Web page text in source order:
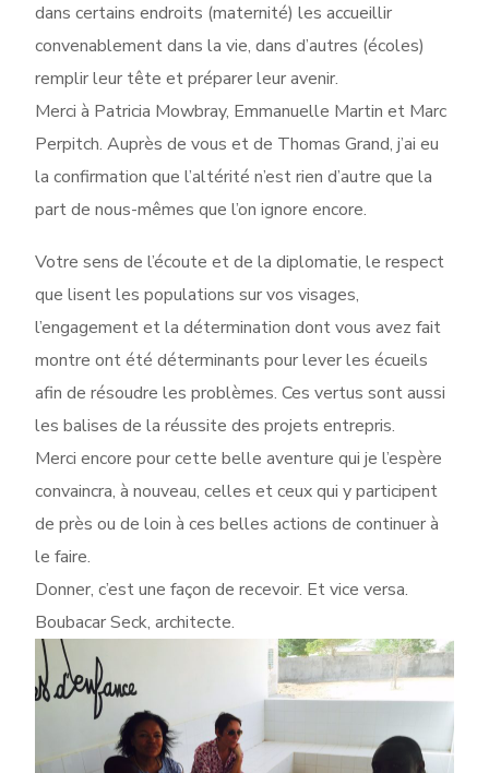
dans certains endroits (maternité) les accueillir
convenablement dans la vie, dans d’autres (écoles)
remplir leur tête et préparer leur avenir.
Merci à Patricia Mowbray, Emmanuelle Martin et Marc
Perpitch. Auprès de vous et de Thomas Grand, j’ai eu
la confirmation que l’altérité n’est rien d’autre que la
part de nous-mêmes que l’on ignore encore.
Votre sens de l’écoute et de la diplomatie, le respect
que lisent les populations sur vos visages,
l’engagement et la détermination dont vous avez fait
montre ont été déterminants pour lever les écueils
afin de résoudre les problèmes. Ces vertus sont aussi
les balises de la réussite des projets entrepris.
Merci encore pour cette belle aventure qui je l’espère
convaincra, à nouveau, celles et ceux qui y participent
de près ou de loin à ces belles actions de continuer à
le faire.
Donner, c’est une façon de recevoir. Et vice versa.
Boubacar Seck, architecte.